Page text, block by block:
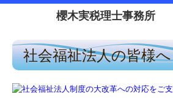
トップページ
お知らせ
櫻木実税理士事務所
社会福祉法人の皆様へ